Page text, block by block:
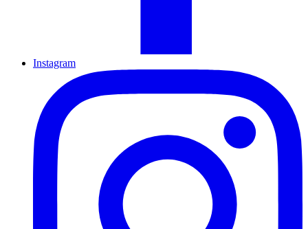
Instagram